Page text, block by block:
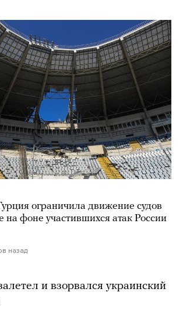
ограничила движение судов
фоне участившихся атак России
назад
и взорвался украинский